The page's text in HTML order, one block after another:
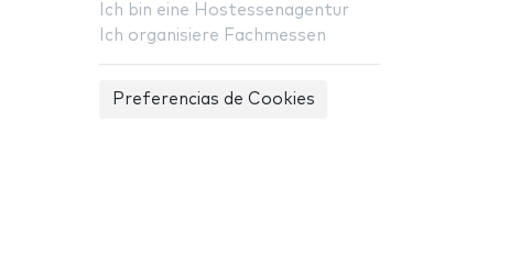
Ich bin eine Hostessenagentur
Ich organisiere Fachmessen
Preferencias de Cookies